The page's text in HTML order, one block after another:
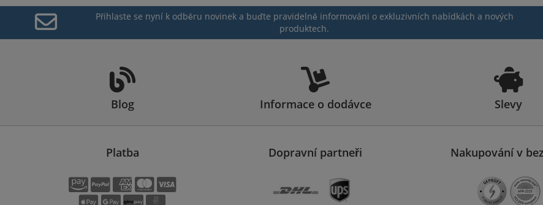
Přihlaste se nyní k odběru novinek a buďte pravidelně informováni o exkluzivních nabídkách a nových
produktech.
Blog Informace o dodávce Slevy
Platba Dopravní partneři Nakupování v